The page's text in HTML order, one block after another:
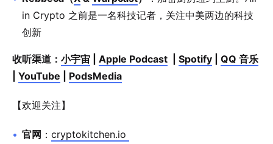
in Crypto 之前是一名科技记者，关注中美两边的科技
创新
收听渠道： 小宇宙 Apple Podcast Spotify
QQ 音乐
YouTube PodsMedia
【欢迎关注】
官网 ： cryptokitchen.io